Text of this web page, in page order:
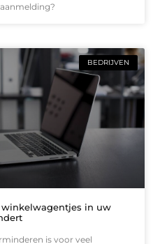
BEDRIJVEN
winkelwagentjes in uw
is voor veel